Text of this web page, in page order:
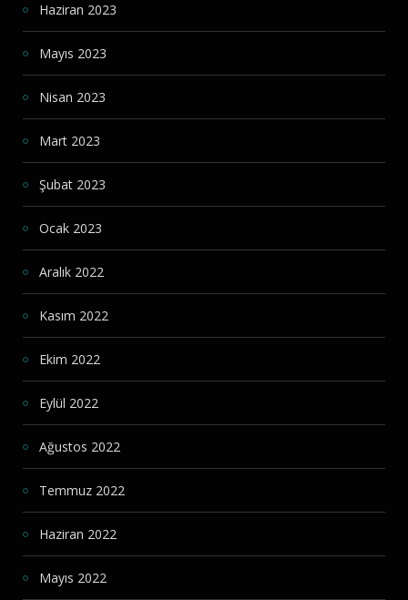
Haziran 2023
Mayıs 2023
Nisan 2023
Mart 2023
Şubat 2023
Ocak 2023
Aralık 2022
Kasım 2022
Ekim 2022
Eylül 2022
Ağustos 2022
Temmuz 2022
Haziran 2022
Mayıs 2022